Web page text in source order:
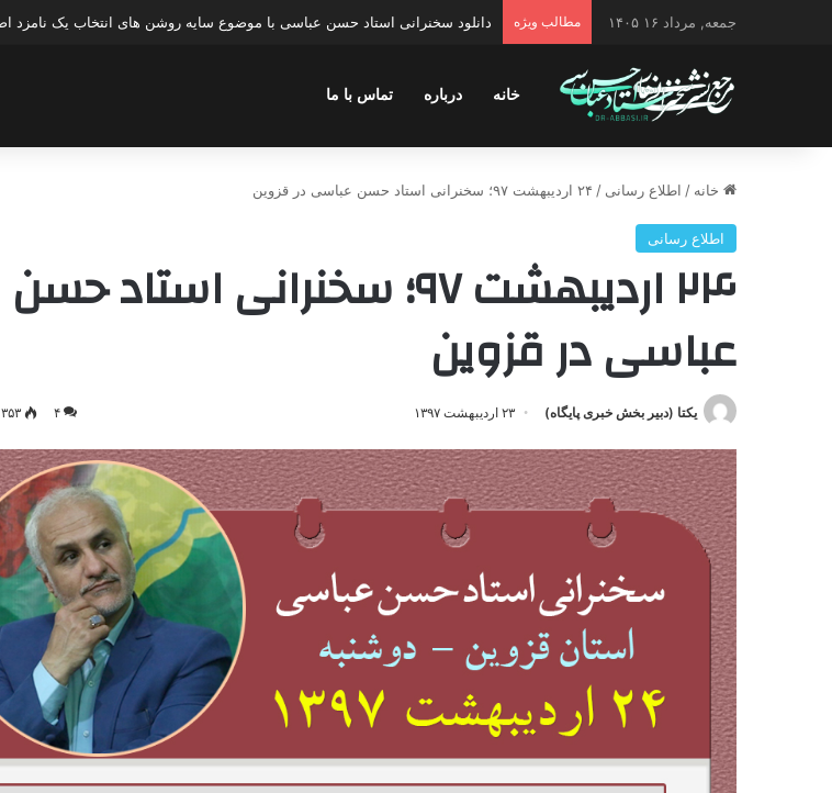
جمعه, مرداد ۱۶ ۱۴۰۵ مطالب ویژه دانلود سخنرانی استاد حسن عباسی با موضوع چهار انتخاب ۱۴۰۰
خانه درباره تماس با ما
خانه / اطلاع رسانی / ۲۴ اردیبهشت ۹۷؛ سخنرانی استاد حسن عباسی در قزوین
اطلاع رسانی
۲۴ اردیبهشت ۹۷؛ سخنرانی استاد حسن
عباسی در قزوین
یکتا (دبیر بخش خبری پایگاه) ۲۳ اردیبهشت ۱۳۹۷ ۴ ۳۵۳